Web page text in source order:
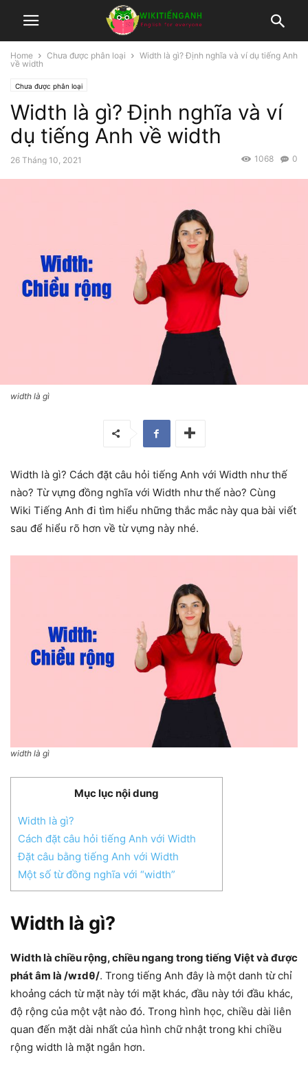
Home Chưa được phân loại
Width là gì? Định nghĩa và ví dụ tiếng Anh
về width
Chưa được phân loại
Width là gì? Định nghĩa và ví
dụ tiếng Anh về width
26 Tháng 10, 2021 0
1068
width là gì
Width là gì? Cách đặt câu hỏi tiếng Anh với Width như thế
nào? Từ vựng đồng nghĩa với Width như thế nào? Cùng
Wiki Tiếng Anh đi tìm hiểu những thắc mắc này qua bài viết
sau để hiểu rõ hơn về từ vựng này nhé.
width là gì
Mục lục nội dung
Width là gì?
Cách đặt câu hỏi tiếng Anh với Width
Đặt câu bằng tiếng Anh với Width
Một số từ đồng nghĩa với “width”
Width là gì?
Width là chiều rộng, chiều ngang trong tiếng Việt và được
phát âm là /wɪdθ/. Trong tiếng Anh đây là một danh từ chỉ
khoảng cách từ mặt này tới mặt khác, đầu này tới đầu khác,
độ rộng của một vật nào đó. Trong hình học, chiều dài liên
quan đến mặt dài nhất của hình chữ nhật trong khi chiều
rộng width là mặt ngắn hơn.